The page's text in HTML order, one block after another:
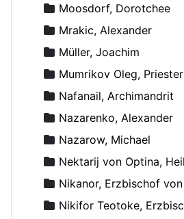
Moosdorf, Dorotchee
Mrakic, Alexander
Müller, Joachim
Mumrikov Oleg, Priester
Nafanail, Archimandrit
Nazarenko, Alexander
Nazarow, Michael
Nektarij von Optina,
Nikanor, Erzbischof von
Nikifor Teotoke,